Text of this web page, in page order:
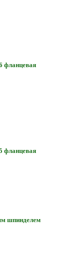
фланцевая
фланцевая
шпинделем